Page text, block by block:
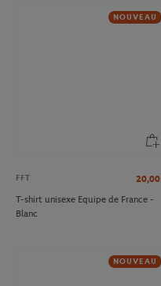
NOUVEAU
FFT 20,00
T-shirt unisexe Equipe de France -
Blanc
NOUVEAU